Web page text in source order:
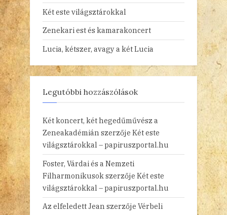
Két este világsztárokkal
Zenekari est és kamarakoncert
Lucia, kétszer, avagy a két Lucia
Legutóbbi hozzászólások
Két koncert, két hegedűművész a
Zeneakadémián szerzője Két este
világsztárokkal – papiruszportal.hu
Foster, Várdai és a Nemzeti
Filharmonikusokszerzője Két este
világsztárokkal – papiruszportal.hu
Az elfeledett Jean szerzője Vérbeli